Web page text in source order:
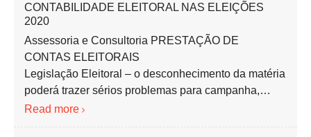
CONTABILIDADE ELEITORAL NAS ELEIÇÕES
2020
Assessoria e Consultoria PRESTAÇÃO DE
CONTAS ELEITORAIS
Legislação Eleitoral – o desconhecimento da matéria
poderá trazer sérios problemas para campanha,…
Read more